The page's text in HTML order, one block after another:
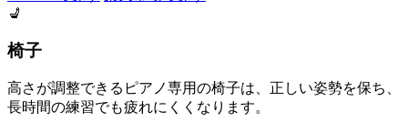
💺
椅子
高さが調整できるピアノ専用の椅子は、正しい姿勢を保ち、
長時間の練習でも疲れにくくなります。